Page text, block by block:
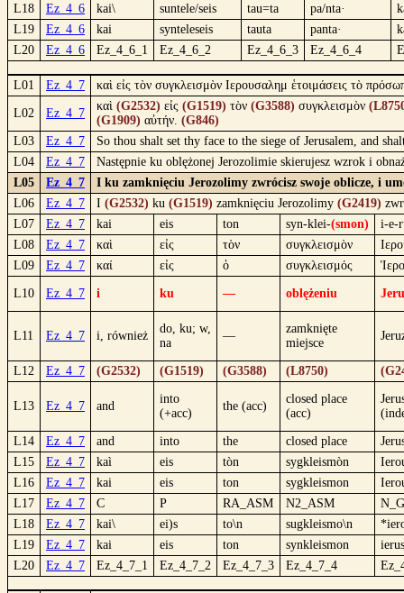
L18
Ez_4_6 kai\ suntele/seis tau=ta pa/nta·
L19
Ez_4_6 kai synteleseis tauta panta·
L20
Ez_4_6 Ez_4_6_1 Ez_4_6_2 Ez_4_6_3 Ez_4_6_4
L01 Ez_4_7 καὶ εἰς τὸν συγκλεισμὸν Ιερουσαλημ ἑτοιμάσεις τὸ
L02 Ez_4_7
καὶ (G2532) εἰς (G1519) τὸν (G3588) συγκλεισμὸν
(G1909) αὐτήν. (G846)
L03
Ez_4_7
So thou shalt set thy face to the siege of Jerusalem, and
L04
Ez_4_7
Następnie ku oblężonej Jerozolimie skierujesz wzrok i
L05
Ez_4_7
I ku zamknięciu Jerozolimy zwrócisz swoje oblicze, i
L06
Ez_4_7 I (G2532) ku (G1519) zamknięciu Jerozolimy (G2419)
L07
Ez_4_7 kai eis ton syn-klei-(smon)
i-e-
L08
Ez_4_7 καὶ εἰς τὸν συγκλεισμὸν
L09
Ez_4_7 καί εἰς ὁ συγκλεισμός
L10 Ez_4_7 i ku — oblężeniu
L11 Ez_4_7 i, również
do, ku; w,
na
—
zamknięte
miejsce
L12 Ez_4_7 (G2532) (G1519) (G3588) (L8750)
L13 Ez_4_7 and
into
(+acc)
the (acc)
closed place
(acc)
L14 Ez_4_7 and into the closed place
L15
Ez_4_7 kaì eis tòn sygkleismòn
L16
Ez_4_7 kai eis ton sygkleismon
L17
Ez_4_7 C P RA_ASM N2_ASM
L18
Ez_4_7 kai\ ei)s to\n sugkleismo\n
L19
Ez_4_7 kai eis ton synkleismon
L20
Ez_4_7 Ez_4_7_1 Ez_4_7_2 Ez_4_7_3 Ez_4_7_4